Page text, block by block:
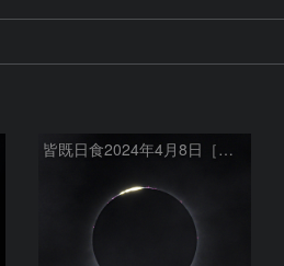
皆既日食2024年4月8日［第２接触時のダイヤモンドリング］